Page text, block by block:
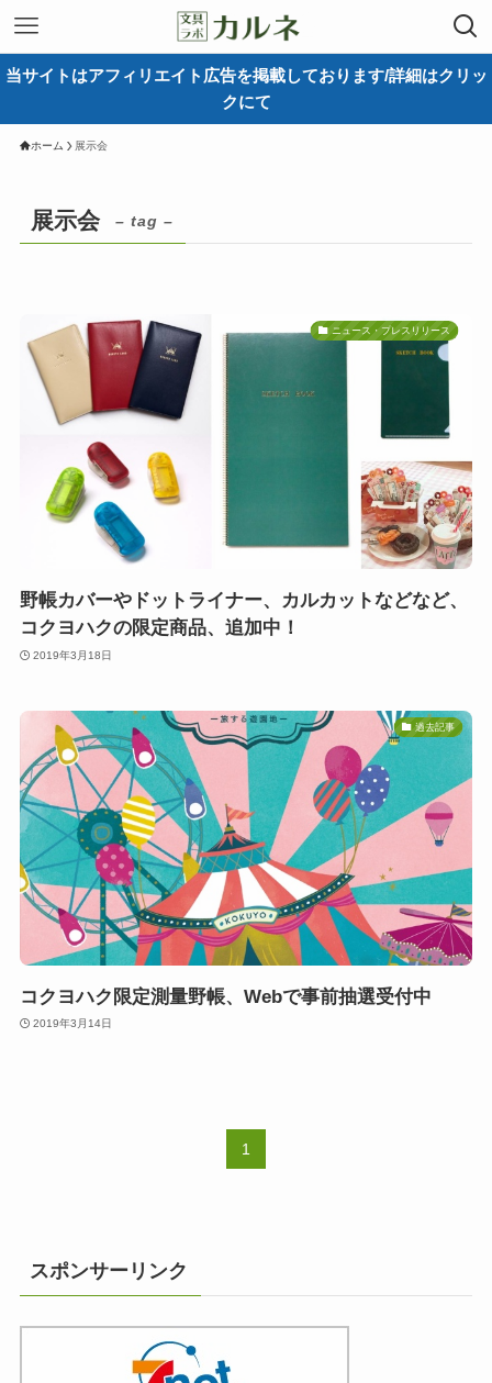
当サイトはアフィリエイト広告を掲載しております/詳細はクリッ
クにて
ホーム 展示会
展示会 – tag –
ニュース・プレスリリース
野帳カバーやドットライナー、カルカットなどなど、
コクヨハクの限定商品、追加中！
2019年3月18日
過去記事
コクヨハク限定測量野帳、Webで事前抽選受付中
2019年3月14日
1
スポンサーリンク